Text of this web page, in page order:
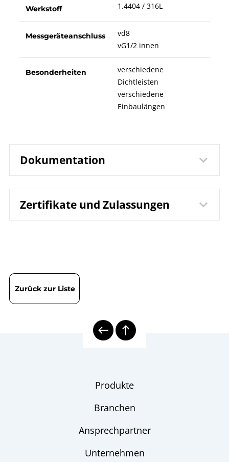
Werkstoff 1.4404 / 316L
Messgeräteanschluss
vd8
vG1/2 innen
Besonderheiten
verschiedene
Dichtleisten
verschiedene
Einbaulängen
Dokumentation
Datenblatt
7600 Rohr-Druckmittler
RDM769..
Checkliste
Zertifikate und Zulassungen
Zurück zur Liste
Produkte
Branchen
Ansprechpartner
Unternehmen